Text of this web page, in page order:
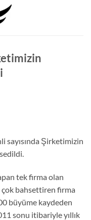
sayısında Şirketimizin
tek firma olan
çok bahsettiren firma
büyüme kaydeden
sonu itibariyle yıllık